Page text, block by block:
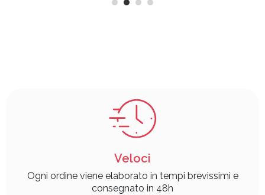
Veloci
Ogni ordine viene elaborato in tempi brevissimi e
consegnato in 48h